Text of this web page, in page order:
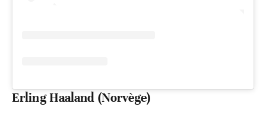
Erling Haaland (Norvège)